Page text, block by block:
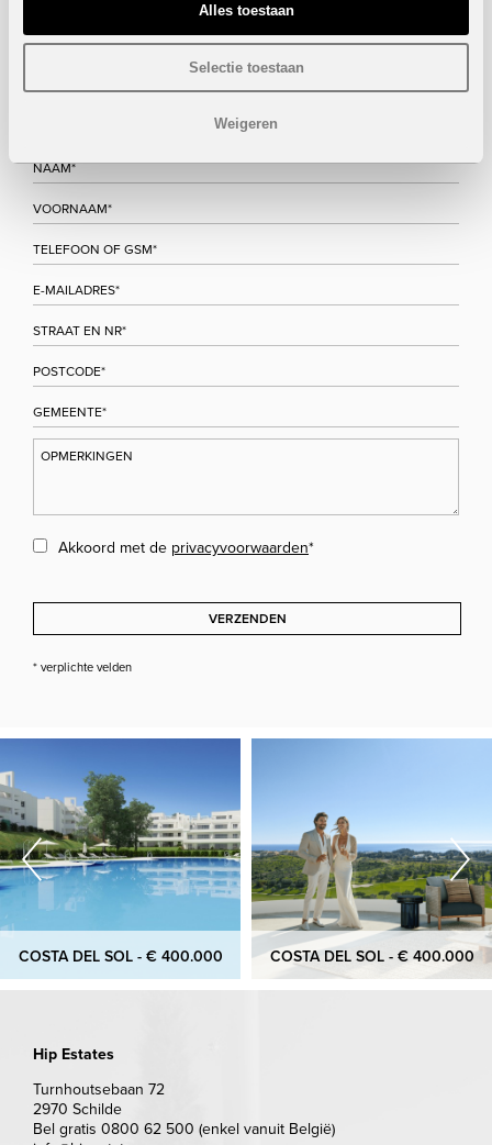
Alles toestaan
Selectie toestaan
Weigeren
Wenst u meer informatie over dit project, gelieve dan dit
formulier in te vullen. Wij houden u zo snel mogelijk op de
Akkoord met de privacyvoorwaarden*
VERZENDEN
* verplichte velden
COSTA DEL SOL - € 400.000 COSTA DEL SOL - € 400.000
Hip Estates
Turnhoutsebaan 72
2970 Schilde
Bel gratis 0800 62 500 (enkel vanuit België)